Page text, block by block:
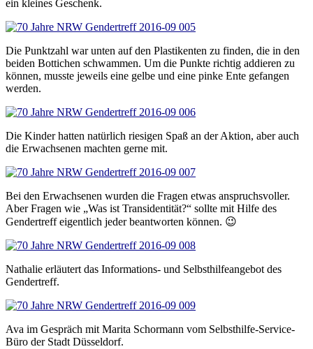
ein kleines Geschenk.
Die Punktzahl war unten auf den Plastikenten zu finden, die in den
beiden Bottichen schwammen. Um die Punkte richtig addieren zu
können, musste jeweils eine gelbe und eine pinke Ente gefangen
werden.
Die Kinder hatten natürlich riesigen Spaß an der Aktion, aber auch
die Erwachsenen machten gerne mit.
Bei den Erwachsenen wurden die Fragen etwas anspruchsvoller.
Aber Fragen wie „Was ist Transidentität?“ sollte mit Hilfe des
Gendertreff eigentlich jeder beantworten können. 😉
Nathalie erläutert das Informations- und Selbsthilfeangebot des
Gendertreff.
Ava im Gespräch mit Marita Schormann vom Selbsthilfe-Service-
Büro der Stadt Düsseldorf.